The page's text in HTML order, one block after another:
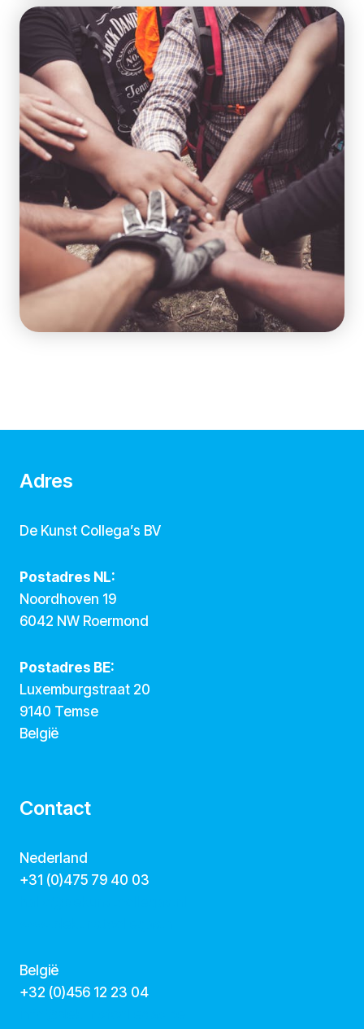
Adres
De Kunst Collega’s BV
Postadres NL:
Noordhoven 19
6042 NW Roermond
Postadres BE:
Luxemburgstraat 20
9140 Temse
België
Contact
Nederland
+31 (0)475 79 40 03
België
‭+32 (0)456 12 23 04‬